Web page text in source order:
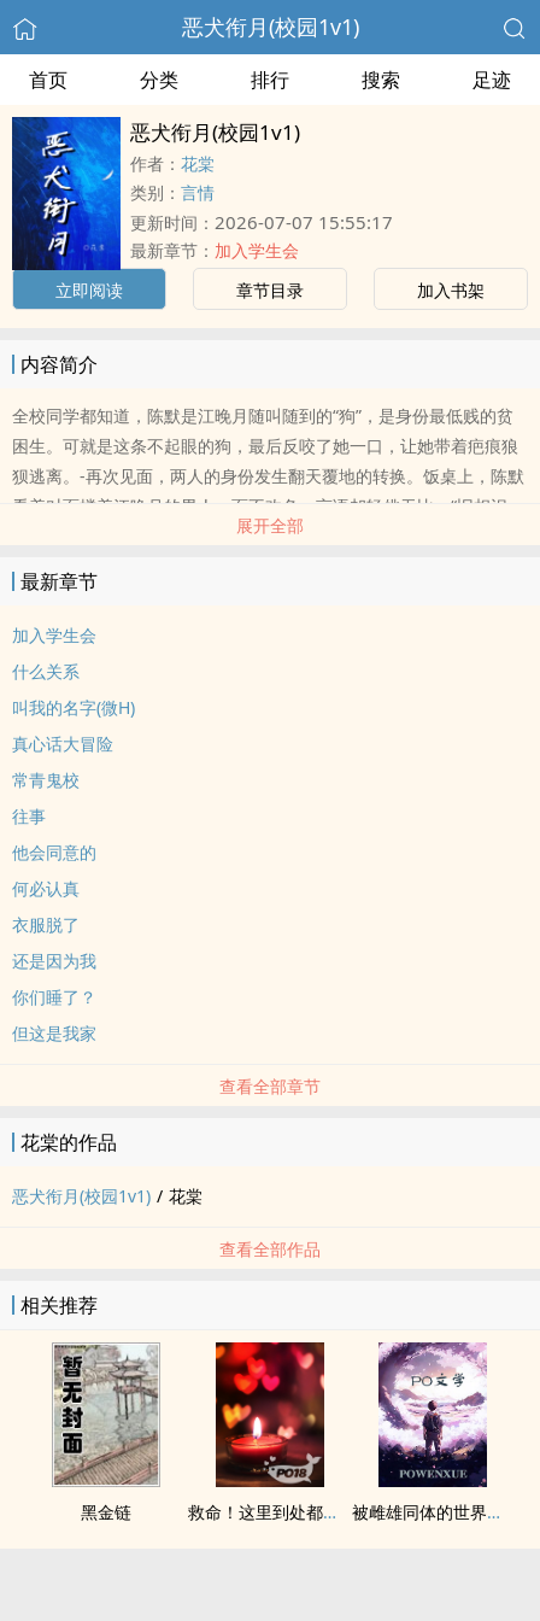
恶犬衔月(校园1v1)
首页 分类 排行 搜索 足迹
恶犬衔月(校园1v1)
作者： 花棠
类别： 言情
更新时间： 2026-07-07 15:55:17
最新章节： 加入学生会
立即阅读
章节目录 加入书架
内容简介
全校同学都知道，陈默是江晚月随叫随到的“狗”，是身份最低贱的贫
困生。可就是这条不起眼的狗，最后反咬了她一口，让她带着疤痕狼
狈逃离。-再次见面，两人的身份发生翻天覆地的转换。饭桌上，陈默
看着对面搂着江晚月的男人，面不改色，言语却轻佻无比。“旧相识，
借用一晚，不介意吧？”*校园1v1|双c|破镜重圆|he*主剧情，肉为
辅。文案仅供参考，大致是这个路线也可能会偏离
展开全部
最新章节
加入学生会
什么关系
叫我的名字(微H)
真心话大冒险
常青鬼校
往事
他会同意的
何必认真
衣服脱了
还是因为我
你们睡了？
但这是我家
查看全部章节
花棠的作品
恶犬衔月(校园1v1) / 花棠
查看全部作品
相关推荐
黑金链 救命！这里到处都是阴暗批（西幻NPH） 被雌雄同体的世界爆炒了（玄幻nph）